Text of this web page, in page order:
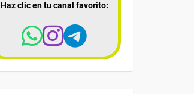
Haz clic en tu canal favorito: